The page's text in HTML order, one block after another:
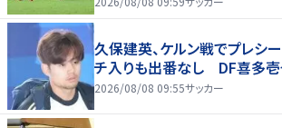
久保建英、ケルン戦でプレシ
チ入りも出番なし DF喜多
2026/08/08 09:55サッカー